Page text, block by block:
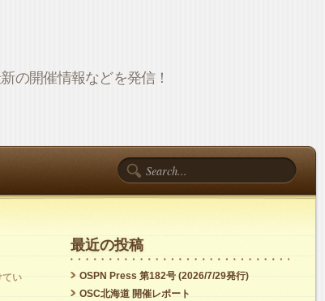
の開催情報などを発信！
てい
最近の投稿
OSPN Press 第182号 (2026/7/29発行)
OSC北海道 開催レポート